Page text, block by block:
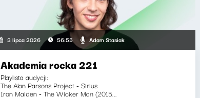
3 lipca 2026 56:55 Adam Stasiak
Akademia rocka 221
Playlista audycji:
The Alan Parsons Project - Sirius
Iron Maiden - The Wicker Man (2015...